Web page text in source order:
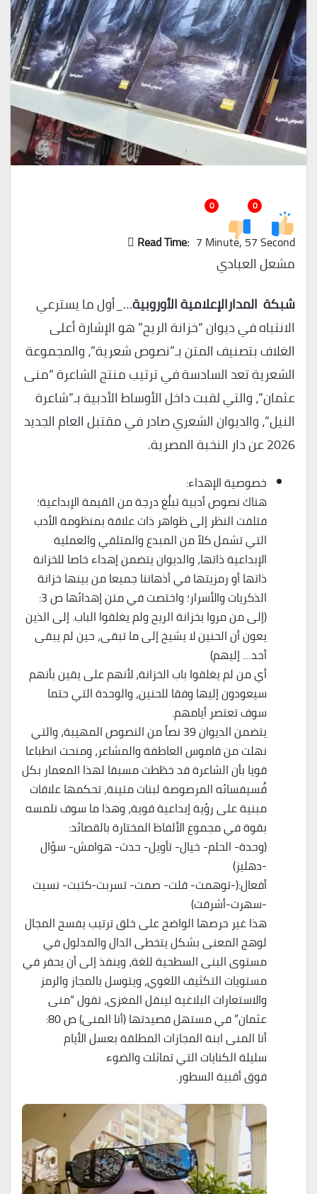
0
0
Read Time: 7 Minute, 57 Second
مشعل العبادي
شبكة المدارالإعلامية الأوروبية…_أول ما يسترعي
الانتباه في ديوان “خزانة الريح” هو الإشارة أعلى
الغلاف بتصنيف المتن بـ”نصوص شعرية”، والمجموعة
الشعرية تعد السادسة في ترتيب منتج الشاعرة “منى
عثمان”، والتي لقبت داخل الأوساط الأدبية بـ”شاعرة
النيل”، والديوان الشعري صادر في مقتبل العام الجديد
2026 عن دار النخبة المصرية.
خصوصية الإهداء:
هناك نصوص أدبية تبلُغ درجة من القيمة الإبداعية؛
فتلفت النظر إلى ظواهر ذات علاقة بمنظومة الأدب
التي تشمل كلاً من المبدع والمتلقي والعملية
الإبداعية ذاتها، والديوان يتضمن إهداء خاصا للخزانة
ذاتها أو رمزيتها في أذهاننا جميعا من بينها خزانة
الذكريات والأسرار؛ واختصت في متن إهدائها ص 3:
(إلى من مروا بخزانة الريح ولم يغلقوا الباب. إلى الذين
يعون أن الحنين لا يشيخ إلى ما تبقى، حين لم يبقى
أحد… إليهم)
أي من لم يغلقوا باب الخزانة، لأنهم على يقين بأنهم
سيعودون إليها وفقا للحنين، والوحدة التي حتما
سوف تعتصر أيامهم.
يتضمن الديوان 39 نصاً من النصوص المهيبة، والتي
نهلت من قاموس العاطفة والمشاعر، ومنحت انطباعا
قويا بأن الشاعرة قد خطّطت مسبقا لهذا المعمار بكل
فُسيفسائه المرصوصة لبنات متينة، تحكمها علاقات
مبنية على رؤية إبداعية قوية، وهذا ما سوف نلمسه
بقوة في مجموع الألفاظ المختارة بالقصائد:
(وحدة- الحلم- خيال- تأويل- حدث- هوامش- سؤال
-دهليز)
أفعال:(-توهمت- قلت- صمت- تسربت-كتبت- نسيت
-سهرت-أشرقت)
هذا غير حرصها الواضح على خلق ترتيب يفسح المجال
لوهج المعنى بشكل يتخطى الدال والمدلول في
مستوى البنى السطحية للغة، وينفذ إلى أن يحفر في
مستويات التكثيف اللغوي، ويتوسل بالمجاز والرمز
والاستعارات البلاغية لينقل المغزى، تقول “منى
عثمان” في مستهل قصيدتها (أنا المنى) ص 80:
أنا المنى ابنة المجازات المطلقة بعسل الأيام
سليلة الكنايات التي تماثلت والضوء
فوق أقبية السطور.